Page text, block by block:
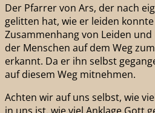
Der Pfarrer von Ars, der nach
gelitten hat, wie er leiden
Zusammenhang von Leiden
der Menschen auf dem Weg
erkannt. Da er ihn selbst
auf diesem Weg mitnehmen.
Achten wir auf uns selbst, wie
in uns ist, wie viel Anklage Gott